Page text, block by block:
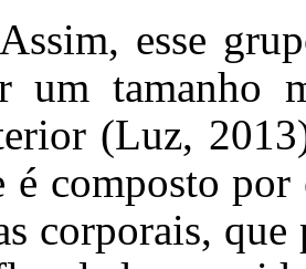
esse
um tamanho
(Luz,
é composto por
corporais,